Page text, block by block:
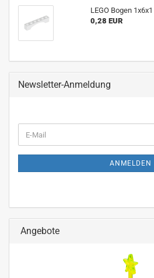
LEGO Bogen
0,28 EUR
Newsletter-Anmeldung
ZUR
E-
Mail
ANMELDEN
Angebote